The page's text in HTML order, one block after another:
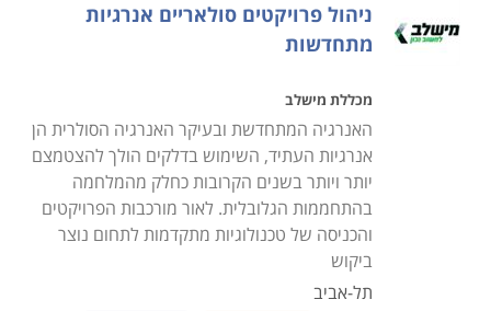
אינם דרמטיים, והפתרונות הלוגיסטיים אינם מורכבים
במיוחד. במקרה המסובך יתבטא הדבר למשל בהתקנת
אלא שכאמור, כאשר מדובר בארגון גדול, הצורך כמויות רבות
של אנרגיה, כל אחוז בתמחיר יתבטא בכסף רב, וכל שינוי
במקור האנרגטי מחייב תשתית אחרת, הערכות מורכבת,
וצורך בהתאמה של הבקרה העתידית על אותה תשתית,
שנועדה לשמש לאורך שנים. אי לכך, התשתית האנרגטית
ברמה המוסדית דורשת ידע ושיקול דעת מורכב בהרבה
מאשר זה אותו אנו מפעילים כשאנו עומדים מבולבלים
ניהול פרויקטים סולאריים אנרגיות
מתחדשות
מכללת מישלב
האנרגיה המתחדשת ובעיקר האנרגיה הסולרית הן
אנרגיות העתיד, השימוש בדלקים הולך להצטמצם
יותר ויותר בשנים הקרובות כחלק מהמלחמה
בהתחממות הגלובלית. לאור מורכבות הפרויקטים
והכניסה של טכנולוגיות מתקדמות לתחום נוצר
ביקוש
תל-אביב